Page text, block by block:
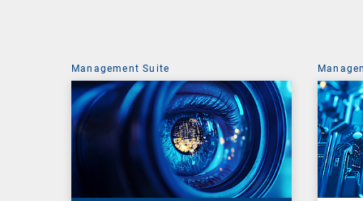
Management Suite